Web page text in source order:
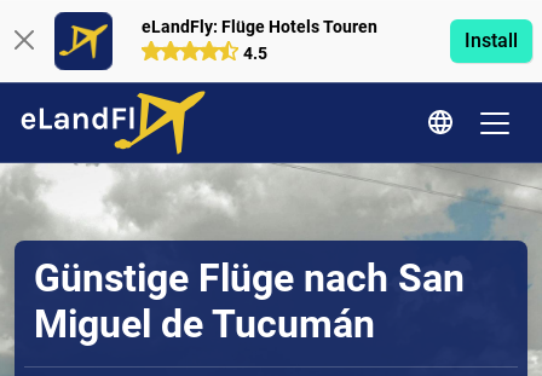
eLandFly: Flüge Hotels Touren
4.5
Install
Günstige Flüge nach San
Miguel de Tucumán